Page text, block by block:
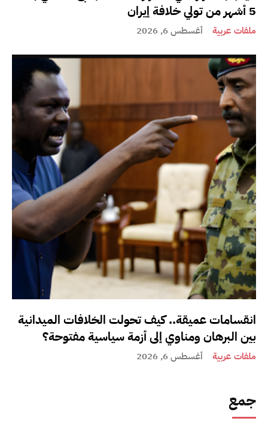
5 أشهر من تولي خلافة إيران
ملفات عربية أغسطس 6, 2026
انقسامات عميقة.. كيف تحولت الخلافات الميدانية
بين البرهان ومناوي إلى أزمة سياسية مفتوحة؟
ملفات عربية أغسطس 6, 2026
جمع